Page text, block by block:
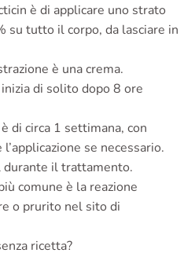
è di applicare uno strato
su tutto il corpo, da lasciare in
è una crema.
di solito dopo 8 ore
di circa 1 settimana, con
se necessario.
durante il trattamento.
comune è la reazione
o prurito nel sito di
ricetta?